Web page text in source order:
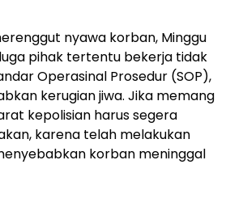
nyawa korban, Minggu
pihak tertentu bekerja tidak
Operasinal Prosedur (SOP),
kerugian jiwa. Jika memang
kepolisian harus segera
karena telah melakukan
korban meninggal